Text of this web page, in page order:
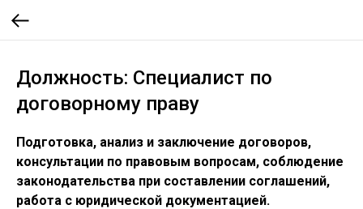
Должность: Специалист по
договорному праву
Подготовка, анализ и заключение договоров,
консультации по правовым вопросам, соблюдение
законодательства при составлении соглашений,
работа с юридической документацией.